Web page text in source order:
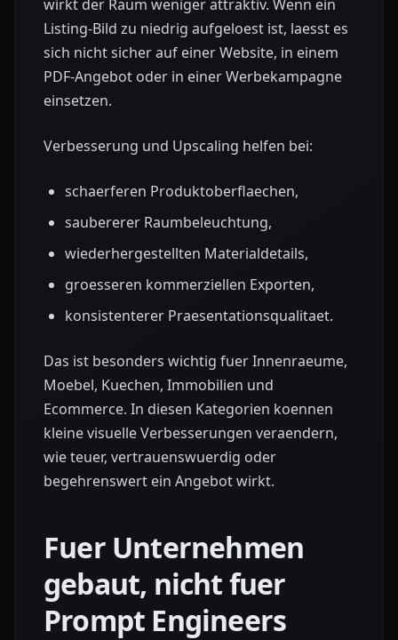
wirkt der Raum weniger attraktiv. Wenn ein
Listing-Bild zu niedrig aufgeloest ist, laesst es
sich nicht sicher auf einer Website, in einem
PDF-Angebot oder in einer Werbekampagne
einsetzen.
Verbesserung und Upscaling helfen bei:
schaerferen Produktoberflaechen,
saubererer Raumbeleuchtung,
wiederhergestellten Materialdetails,
groesseren kommerziellen Exporten,
konsistenterer Praesentationsqualitaet.
Das ist besonders wichtig fuer Innenraeume,
Moebel, Kuechen, Immobilien und
Ecommerce. In diesen Kategorien koennen
kleine visuelle Verbesserungen veraendern,
wie teuer, vertrauenswuerdig oder
begehrenswert ein Angebot wirkt.
Fuer Unternehmen
gebaut, nicht fuer
Prompt Engineers